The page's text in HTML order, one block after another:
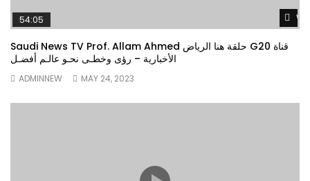
54:05
Saudi News TV Prof. Allam Ahmed حلقة هنا الرياض G20 قناة
الأخبارية – رؤى وخطـى نحـو عالـم أفضـل
ADMINNEW MAY 24, 2023